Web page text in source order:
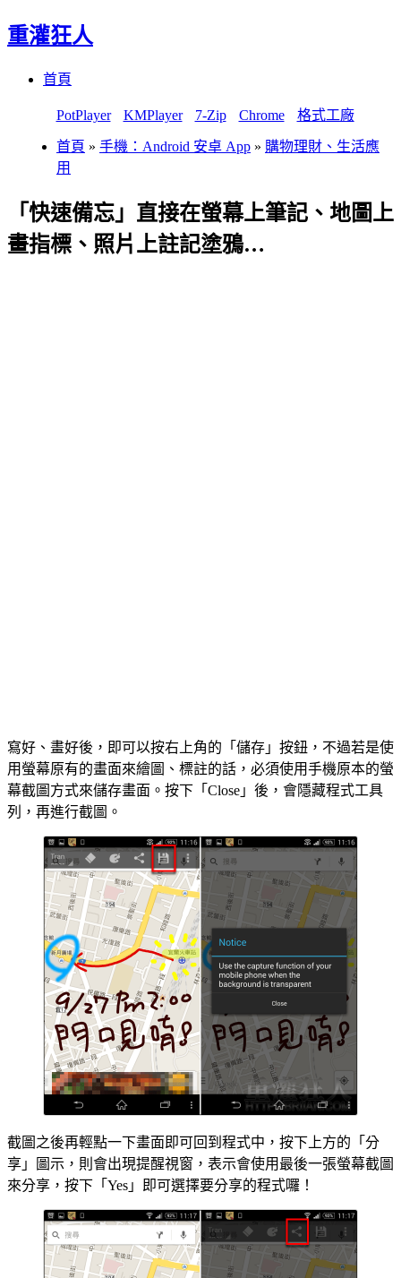
重灌狂人
首頁
PotPlayer KMPlayer 7-Zip Chrome 格式工廠
首頁 » 手機：Android 安卓 App » 購物理財、生活應
用
「快速備忘」直接在螢幕上筆記、地圖上
畫指標、照片上註記塗鴉…
寫好、畫好後，即可以按右上角的「儲存」按鈕，不過若是使
用螢幕原有的畫面來繪圖、標註的話，必須使用手機原本的螢
幕截圖方式來儲存畫面。按下「Close」後，會隱藏程式工具
列，再進行截圖。
截圖之後再輕點一下畫面即可回到程式中，按下上方的「分
享」圖示，則會出現提醒視窗，表示會使用最後一張螢幕截圖
來分享，按下「Yes」即可選擇要分享的程式囉！